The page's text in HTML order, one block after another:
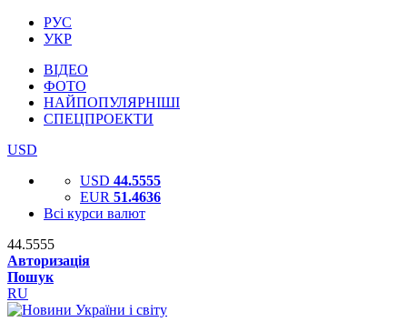
РУС
УКР
ВІДЕО
ФОТО
НАЙПОПУЛЯРНІШІ
СПЕЦПРОЕКТИ
USD
USD 44.5555
EUR 51.4636
Всі курси валют
44.5555
Авторизація
Пошук
RU